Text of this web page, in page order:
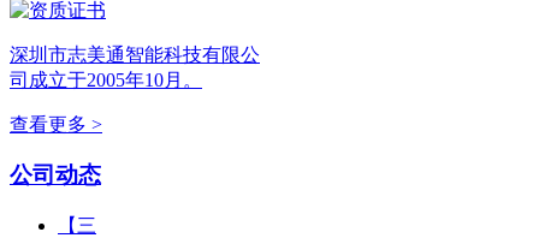
深圳市志美通智能科技有限公
司成立于2005年10月。
查看更多 >
公司动态
【三